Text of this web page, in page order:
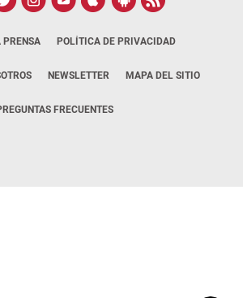
PRENSA POLÍTICA DE PRIVACIDAD
NEWSLETTER MAPA DEL SITIO
FRECUENTES